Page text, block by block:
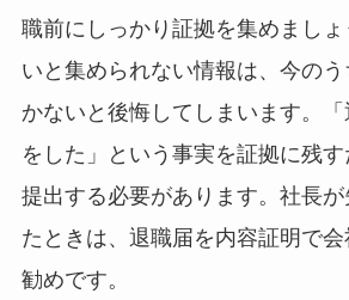
職前にしっかり証拠を集めまし
いと集められない情報は、今の
かないと後悔してしまいます。
をした」という事実を証拠に残
提出する必要があります。社長
たときは、退職届を内容証明で
勧めです。